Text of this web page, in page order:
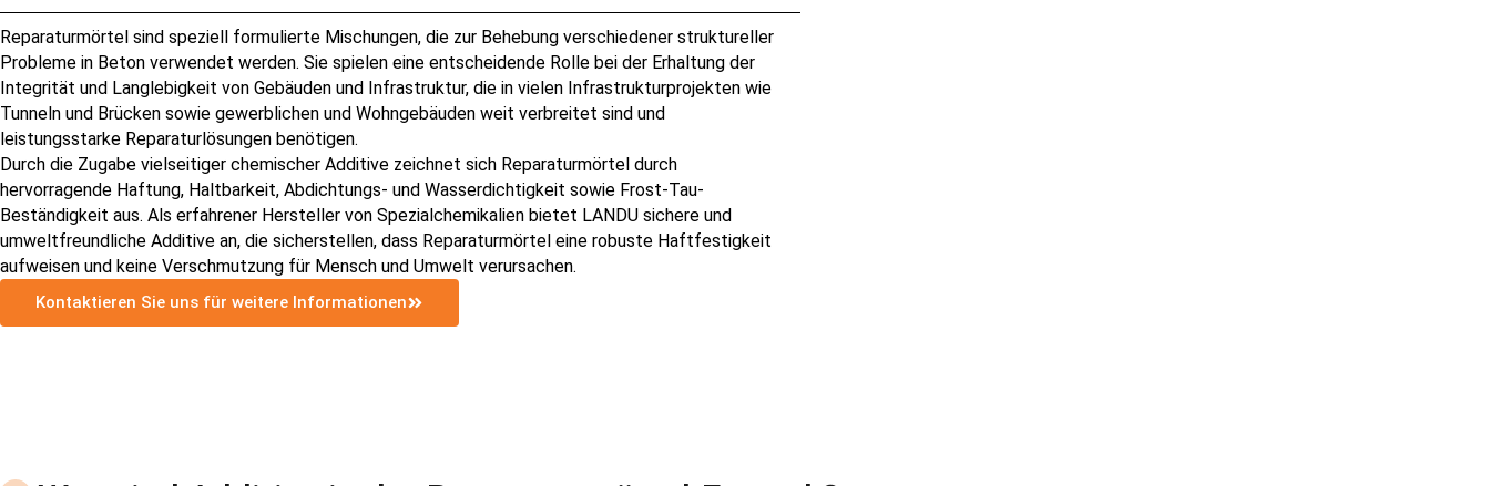
Reparaturmörtel sind speziell formulierte Mischungen, die zur Behebung verschiedener struktureller
Probleme in Beton verwendet werden. Sie spielen eine entscheidende Rolle bei der Erhaltung der
Integrität und Langlebigkeit von Gebäuden und Infrastruktur, die in vielen Infrastrukturprojekten wie
Tunneln und Brücken sowie gewerblichen und Wohngebäuden weit verbreitet sind und
leistungsstarke Reparaturlösungen benötigen.
Durch die Zugabe vielseitiger chemischer Additive zeichnet sich Reparaturmörtel durch
hervorragende Haftung, Haltbarkeit, Abdichtungs- und Wasserdichtigkeit sowie Frost-Tau-
Beständigkeit aus. Als erfahrener Hersteller von Spezialchemikalien bietet LANDU sichere und
umweltfreundliche Additive an, die sicherstellen, dass Reparaturmörtel eine robuste Haftfestigkeit
aufweisen und keine Verschmutzung für Mensch und Umwelt verursachen.
Kontaktieren Sie uns für weitere Informationen